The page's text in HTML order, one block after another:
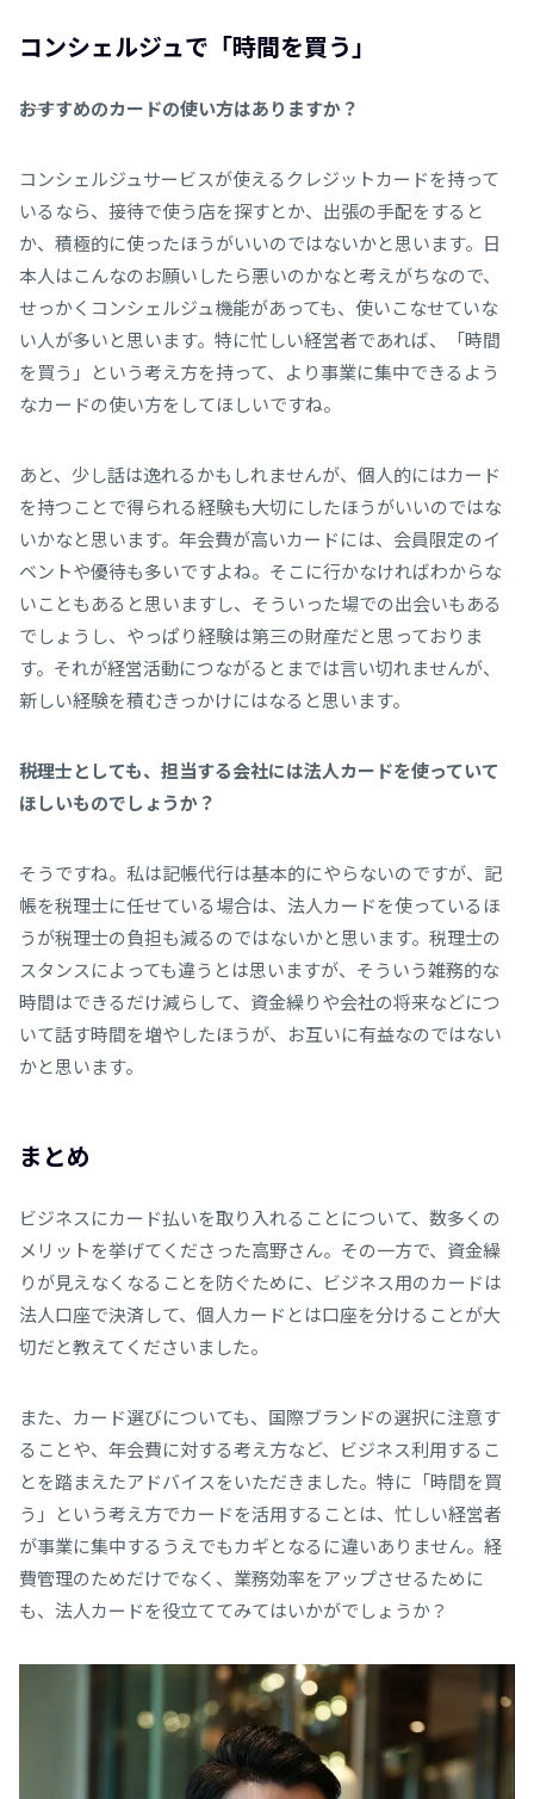
コンシェルジュで「時間を買う」
――おすすめのカードの使い方はありますか？
コンシェルジュサービスが使えるクレジットカードを持って
いるなら、接待で使う店を探すとか、出張の手配をすると
か、積極的に使ったほうがいいのではないかと思います。日
本人はこんなのお願いしたら悪いのかなと考えがちなので、
せっかくコンシェルジュ機能があっても、使いこなせていな
い人が多いと思います。特に忙しい経営者であれば、「時間
を買う」という考え方を持って、より事業に集中できるよう
なカードの使い方をしてほしいですね。
あと、少し話は逸れるかもしれませんが、個人的にはカード
を持つことで得られる経験も大切にしたほうがいいのではな
いかなと思います。年会費が高いカードには、会員限定のイ
ベントや優待も多いですよね。そこに行かなければわからな
いこともあると思いますし、そういった場での出会いもある
でしょうし、やっぱり経験は第三の財産だと思っておりま
す。それが経営活動につながるとまでは言い切れませんが、
新しい経験を積むきっかけにはなると思います。
――税理士としても、担当する会社には法人カードを使っていて
ほしいものでしょうか？
そうですね。私は記帳代行は基本的にやらないのですが、記
帳を税理士に任せている場合は、法人カードを使っているほ
うが税理士の負担も減るのではないかと思います。税理士の
スタンスによっても違うとは思いますが、そういう雑務的な
時間はできるだけ減らして、資金繰りや会社の将来などにつ
いて話す時間を増やしたほうが、お互いに有益なのではない
かと思います。
まとめ
ビジネスにカード払いを取り入れることについて、数多くの
メリットを挙げてくださった高野さん。その一方で、資金繰
りが見えなくなることを防ぐために、ビジネス用のカードは
法人口座で決済して、個人カードとは口座を分けることが大
切だと教えてくださいました。
また、カード選びについても、国際ブランドの選択に注意す
ることや、年会費に対する考え方など、ビジネス利用するこ
とを踏まえたアドバイスをいただきました。特に「時間を買
う」という考え方でカードを活用することは、忙しい経営者
が事業に集中するうえでもカギとなるに違いありません。経
費管理のためだけでなく、業務効率をアップさせるために
も、法人カードを役立ててみてはいかがでしょうか？